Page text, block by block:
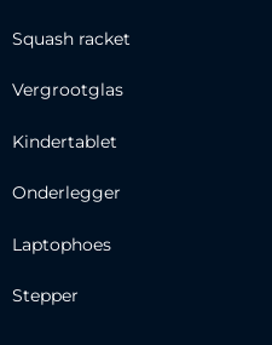
Squash racket
Vergrootglas
Kindertablet
Onderlegger
Laptophoes
Stepper